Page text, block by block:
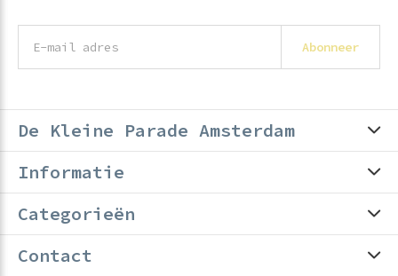
Abonneer
De Kleine Parade Amsterdam
Informatie
Categorieën
Contact